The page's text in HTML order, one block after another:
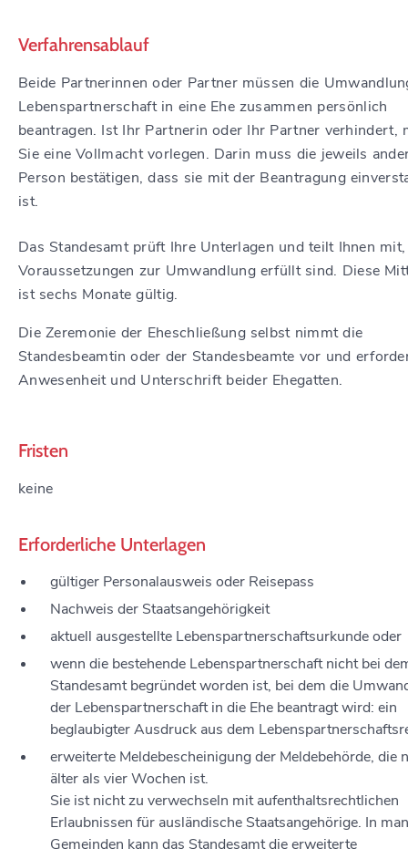
Verfahrensablauf
Beide Partnerinnen oder Partner müssen die
Lebenspartnerschaft in eine Ehe zusammen persönlich
beantragen. Ist Ihr Partnerin oder Ihr Partner verhindert,
Sie eine Vollmacht vorlegen. Darin muss die jeweils
Person bestätigen, dass sie mit der Beantragung
ist.
Das Standesamt prüft Ihre Unterlagen und teilt Ihnen
Voraussetzungen zur Umwandlung erfüllt sind. Diese
ist sechs Monate gültig.
Die Zeremonie der Eheschließung selbst nimmt die
Standesbeamtin oder der Standesbeamte vor und
Anwesenheit und Unterschrift beider Ehegatten.
Fristen
keine
Erforderliche Unterlagen
gültiger Personalausweis oder Reisepass
Nachweis der Staatsangehörigkeit
aktuell ausgestellte Lebenspartnerschaftsurkunde oder
wenn die bestehende Lebenspartnerschaft nicht bei
Standesamt begründet worden ist, bei dem die
der Lebenspartnerschaft in die Ehe beantragt wird: ein
beglaubigter Ausdruck aus dem
erweiterte Meldebescheinigung der Meldebehörde, die
älter als vier Wochen ist.
Sie ist nicht zu verwechseln mit aufenthaltsrechtlichen
Erlaubnissen für ausländische Staatsangehörige. In
Gemeinden kann das Standesamt die erweiterte